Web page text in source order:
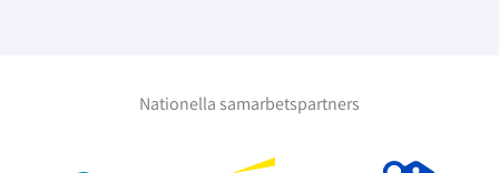
Nationella samarbetspartners